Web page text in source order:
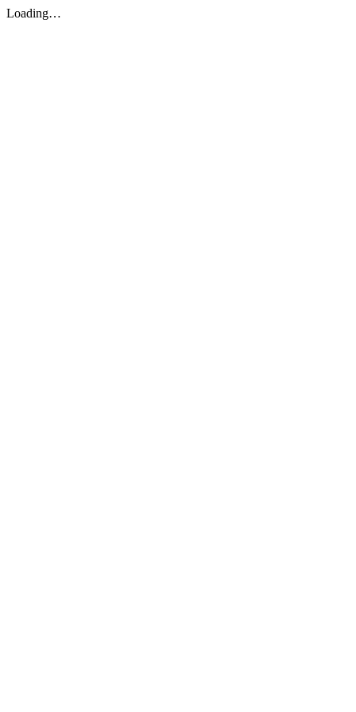
Loading…